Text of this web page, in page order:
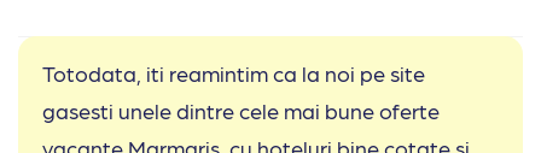
Totodata, iti reamintim ca la noi pe site
gasesti unele dintre cele mai bune oferte
vacante Marmaris, cu hoteluri bine cotate si